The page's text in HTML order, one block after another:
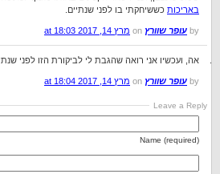
באריכות כששיחקתי בו לפני שנתיים.
by עופר שוורץ מרץ 14, 2017 at 18:03
אה, ועכשיו אני רואה שהגבת לי לביקורת הזו לפני
by עופר שוורץ מרץ 14, 2017 at 18:04
Leave a Reply
Name (required)